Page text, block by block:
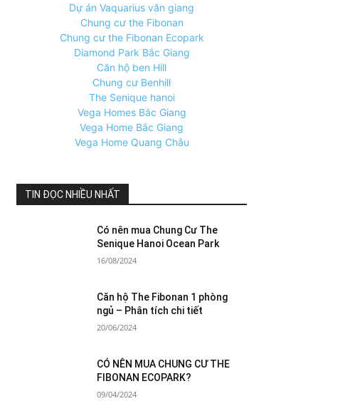
Dự án Vaquarius văn giang
Chung cư the Fibonan
Chung cư the Fibonan Ecopark
Diamond Park Bắc Giang
Căn hộ ben Hill
Chung cư Benhill
The Senique hanoi
Vega Homes Bắc Giang
Vega Home Bắc Giang
Vega Home Quang Châu
TIN ĐỌC NHIỀU NHẤT
Có nên mua Chung Cư The
Senique Hanoi Ocean Park
16/08/2024
Căn hộ The Fibonan 1 phòng
ngủ – Phân tích chi tiết
20/06/2024
CÓ NÊN MUA CHUNG CƯ THE
FIBONAN ECOPARK?
09/04/2024